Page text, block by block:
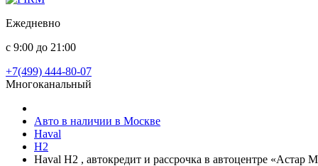
Ежедневно
с 9:00 до 21:00
+7(499) 444-80-07
Многоканальный
Авто в наличии в Москве
Haval
H2
Haval H2 , автокредит и рассрочка в автоцентре «Астар